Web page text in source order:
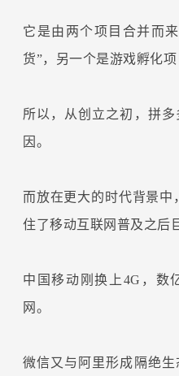
它是由两个项目合并而
货”，另一个是游戏孵化项
所以，从创立之初，拼
因。
而放在更大的时代背景中
住了移动互联网普及之后
中国移动刚换上4G，数
网。
微信又与阿里形成隔绝